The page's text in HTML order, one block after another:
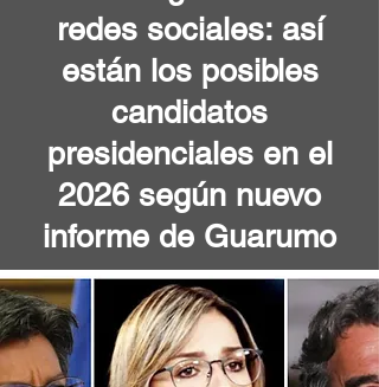
redes sociales: así
están los posibles
candidatos
presidenciales en el
2026 según nuevo
informe de Guarumo